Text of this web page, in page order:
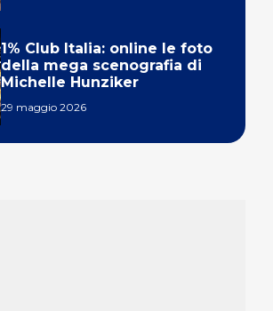
1% Club Italia: online le foto
della mega scenografia di
Michelle Hunziker
29 maggio 2026